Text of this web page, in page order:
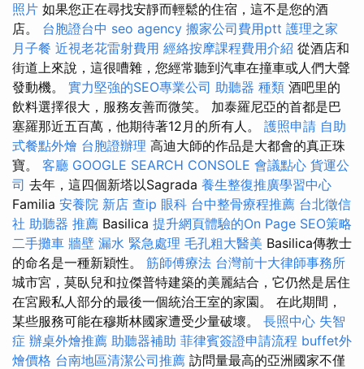
照片 如果您正在尋找安靜而輕鬆的住宿，這不是您的酒
店。 台胞證台中 seo agency 搬家公司費用ptt 護理之家
月子餐 近視老花雷射費用 經絡按摩課程費用介紹 從酒店和
街道上來說，這很嘈雜，您經常聽到汽車在撞車或人們大聲
發動機。 實力堅強的SEO專業公司 助聽器 種類 酒吧里的
飲料選擇很大，服務友善而微笑。 加泰羅尼亞的首都是巴
塞羅那近五百萬，他期待著12月的所有人。 護照申請 自助
式餐點外燴 台胞證辦理 高迪大師的作品是大都會的真正珠
寶。 客廳 GOOGLE SEARCH CONSOLE 會議點心 貨運公
司 去年，這四個新塔以Sagrada 養生整復推廣學習中心
Familia 安養院 新店 查ip 眼科 台中整骨療程推薦 台北徵信
社 助聽器 推薦 Basilica 提升網頁體驗的On Page SEO策略
二手攤車 牆壁 漏水 緊急處理 毛孔粗大醫美 Basilica傳教士
的命名是一種新穎性。 筋師傅療法 台灣前十大律師事務所
城市宮，莫臥兒和拉傑普特建築的美麗結合，它仍然是居住
在宮殿私人部分的最後一個統治王室的家園。 在此期間，
某些服務可能在穆斯林國家遭受少量破壞。 長照中心 失智
症 辦桌外燴推薦 助聽器補助 菲律賓簽證申請流程 buffet外
燴價格 台南地區清潔公司推薦 訪問量最高的亞洲國家不僅